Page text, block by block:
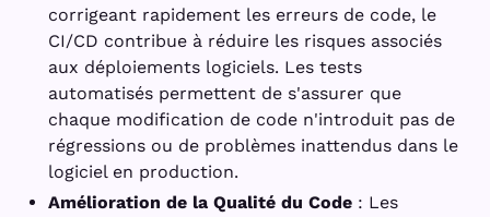
corrigeant rapidement les erreurs de code, le
CI/CD contribue à réduire les risques associés
aux déploiements logiciels. Les tests
automatisés permettent de s'assurer que
chaque modification de code n'introduit pas de
régressions ou de problèmes inattendus dans le
logiciel en production.
Amélioration de la Qualité du Code : Les